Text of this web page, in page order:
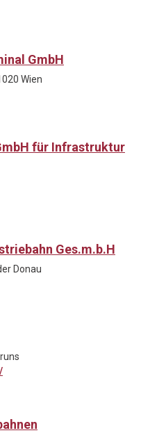
GmbH
Wien
für Infrastruktur
Ges.m.b.H
Donau